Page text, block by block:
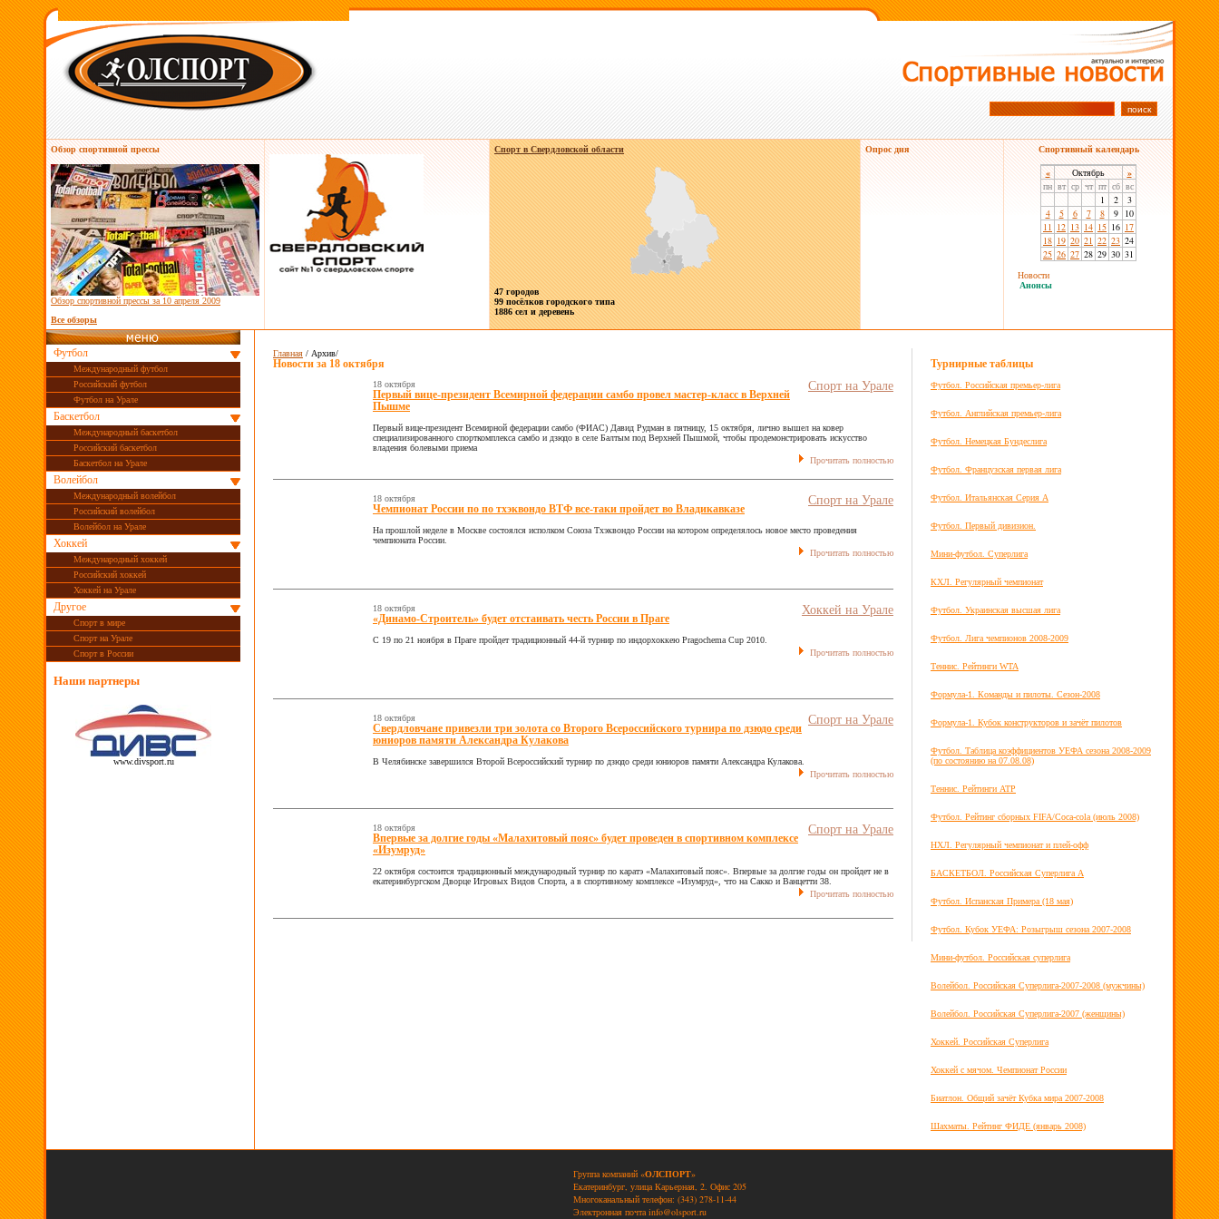
Обзор спортивной прессы
Обзор спортивной прессы за 10 апреля 2009
Спорт вСвердловской области
47 городов
99 посёлков городского типа
1886 сел и деревень
Опрос дня Спортивный календарь
« Октябрь
»
пн вт ср чт пт сб вс
1
2
3
4
5 6 7 8 9
10
11 12 13 14 15 16 17
18 19 20 21 22 23 24
25 26 27 28 29 30 31
Новости
Анонсы
Все обзоры
Футбол
Международный футбол
Российский футбол
Футбол на Урале
Баскетбол
Международный баскетбол
Российский баскетбол
Баскетбол на Урале
Волейбол
Международный волейбол
Российский волейбол
Волейбол на Урале
Хоккей
Международный хоккей
Российский хоккей
Хоккей на Урале
Другое
Спорт в мире
Спорт на Урале
Спорт в России
Наши партнеры
www.divsport.ru
Главная / Архив/
Новости за 18 октября
Спорт на Урале
18 октября
Первый вице-президент Всемирной федерации самбо провел мастер-класс в Верхней
Пышме
Первый вице-президент Всемирной федерации самбо (ФИАС) Давид Рудман в пятницу, 15 октября, лично вышел на ковер
специализированного спорткомплекса самбо и дзюдо в селе Балтым под Верхней Пышмой, чтобы продемонстрировать искусство
владения болевыми приема
Прочитать полностью
Спорт на Урале
18 октября
Чемпионат России по по тхэквондо ВТФ все-таки пройдет во Владикавказе
На прошлой неделе в Москве состоялся исполком Союза Тхэквондо России на котором определялось новое место проведения
чемпионата России.
Прочитать полностью
Хоккей на Урале
18 октября
«Динамо-Строитель» будет отстаивать честь России в Праге
С 19 по 21 ноября в Праге пройдет традиционный 44-й турнир по индорхоккею Pragochema Cup 2010.
Прочитать полностью
Спорт на Урале
18 октября
Свердловчане привезли три золота со Второго Всероссийского турнира по дзюдо среди
юниоров памяти Александра Кулакова
В Челябинске завершился Второй Всероссийский турнир по дзюдо среди юниоров памяти Александра Кулакова.
Прочитать полностью
Спорт на Урале
18 октября
Впервые за долгие годы «Малахитовый пояс» будет проведен в спортивном комплексе
«Изумруд»
22 октября состоится традиционный международный турнир по каратэ «Малахитовый пояс». Впервые за долгие годы он пройдет не в
екатеринбургском Дворце Игровых Видов Спорта, а в спортивному комплексе «Изумруд», что на Сакко и Ванцетти 38.
Прочитать полностью
Турнирные таблицы
Футбол. Российская премьер-лига
Футбол. Английская премьер-лига
Футбол. Немецкая Бундеслига
Футбол. Французская первая лига
Футбол. Итальянская Серия А
Футбол. Первый дивизион.
Мини-футбол. Суперлига
КХЛ. Регулярный чемпионат
Футбол. Украинская высшая лига
Футбол. Лига чемпионов 2008-2009
Теннис. Рейтинги WTA
Формула-1. Команды и пилоты. Сезон-2008
Формула-1. Кубок конструкторов и зачёт пилотов
Футбол. Таблица коэффициентов УЕФА сезона 2008-2009
(по состоянию на 07.08.08)
Теннис. Рейтинги ATP
Футбол. Рейтинг сборных FIFA/Coca-cola (июль 2008)
НХЛ. Регулярный чемпионат и плей-офф
БАСКЕТБОЛ. Российская Суперлига А
Футбол. Испанская Примера (18 мая)
Футбол. Кубок УЕФА: Розыгрыш сезона 2007-2008
Мини-футбол. Российская суперлига
Волейбол. Российская Суперлига-2007-2008 (мужчины)
Волейбол. Российская Суперлига-2007 (женщины)
Хоккей. Российская Суперлига
Хоккей с мячом. Чемпионат России
Биатлон. Общий зачёт Кубка мира 2007-2008
Шахматы. Рейтинг ФИДЕ (январь 2008)
Группа компаний «ОЛСПОРТ»
Екатеринбург, улица Карьерная, 2. Офис 205
Многоканальный телефон: (343) 278-11-44
Электронная почта info@olsport.ru